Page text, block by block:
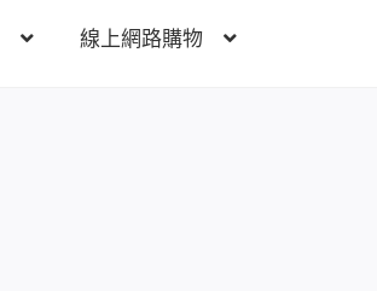
線上網路購物